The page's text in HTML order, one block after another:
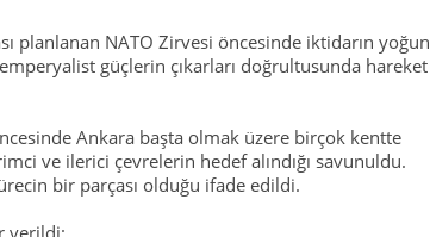
planlanan NATO Zirvesi öncesinde iktidarın yoğun
güçlerin çıkarları doğrultusunda hareket
Ankara başta olmak üzere birçok kentte
ve ilerici çevrelerin hedef alındığı savunuldu.
bir parçası olduğu ifade edildi.